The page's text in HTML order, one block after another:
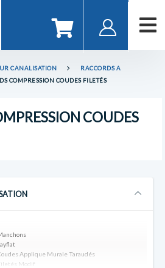
CANALISATION
RACCORDS A
COMPRESSION COUDES FILETÉS
COUDES
Applique Murale Taraudés
Modif